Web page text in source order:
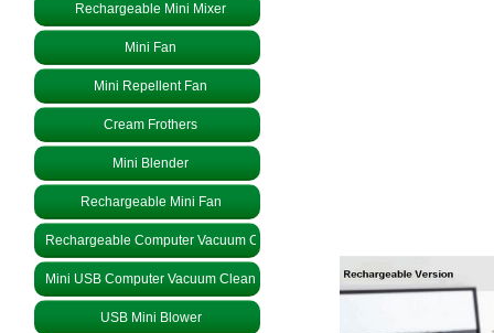
Rechargeable Mini Mixer
Mini Fan
Mini Repellent Fan
Cream Frothers
Mini Blender
Rechargeable Mini Fan
Rechargeable Computer Vacuum Cleaner
Mini USB Computer Vacuum Cleaner
USB Mini Blower